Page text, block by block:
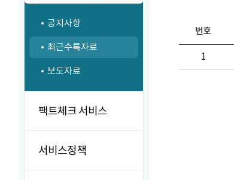
공지사항
최근수록자료
보도자료
팩트체크 서비스
서비스정책
번호
1